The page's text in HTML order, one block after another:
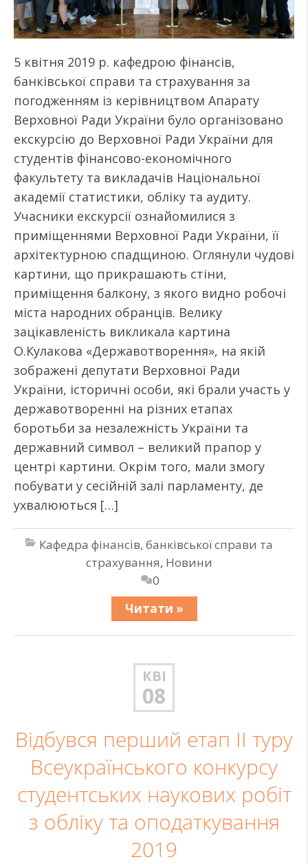
5 квітня 2019 р. кафедрою фінансів,
банківської справи та страхування за
погодженням із керівництвом Апарату
Верховної Ради України було організовано
екскурсію до Верховної Ради України для
студентів фінансово-економічного
факультету та викладачів Національної
академії статистики, обліку та аудиту.
Учасники екскурсії ознайомилися з
приміщеннями Верховної Ради України, її
архітектурною спадщиною. Оглянули чудові
картини, що прикрашають стіни,
приміщення балкону, з якого видно робочі
міста народних обранців. Велику
зацікавленість викликала картина
О.Кулакова «Державотворення», на якій
зображені депутати Верховної Ради
України, історичні особи, які брали участь у
державотворенні на різних етапах
боротьби за незалежність України та
державний символ – великий прапор у
центрі картини. Окрім того, мали змогу
побувати у сесійній залі парламенту, де
ухвалюються […]
Кафедра фінансів, банківської справи та
страхування, Новини
0
Читати »
КВІ
08
Відбувся перший етап ІІ туру
Всеукраїнського конкурсу
студентських наукових робіт
з обліку та оподаткування
2019